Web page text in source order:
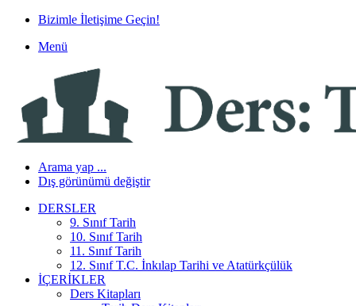
Bizimle İletişime Geçin!
Menü
Arama yap ...
Dış görünümü değiştir
DERSLER
9. Sınıf Tarih
10. Sınıf Tarih
11. Sınıf Tarih
12. Sınıf T.C. İnkılap Tarihi ve Atatürkçülük
İÇERIKLER
Ders Kitapları